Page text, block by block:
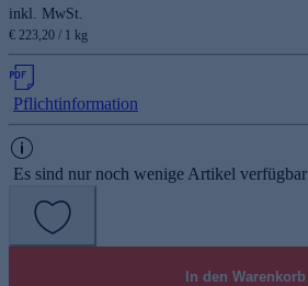
inkl. MwSt.
€ 223,20 / 1 kg
Pflichtinformation
Es sind nur noch wenige Artikel verfügbar
In den Warenkorb